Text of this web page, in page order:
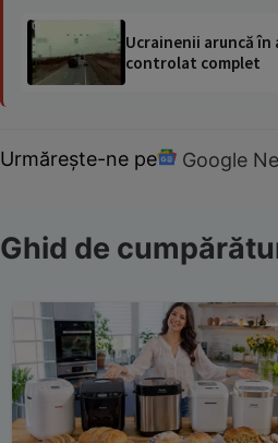
Ucrainenii aruncă în
controlat complet
Urmărește-ne pe Google
Ghid de